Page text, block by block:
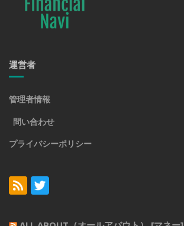
運営者
管理者情報
問い合わせ
プライバシーポリシー